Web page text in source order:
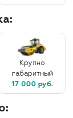
Крупно
габаритный
17 000 руб.